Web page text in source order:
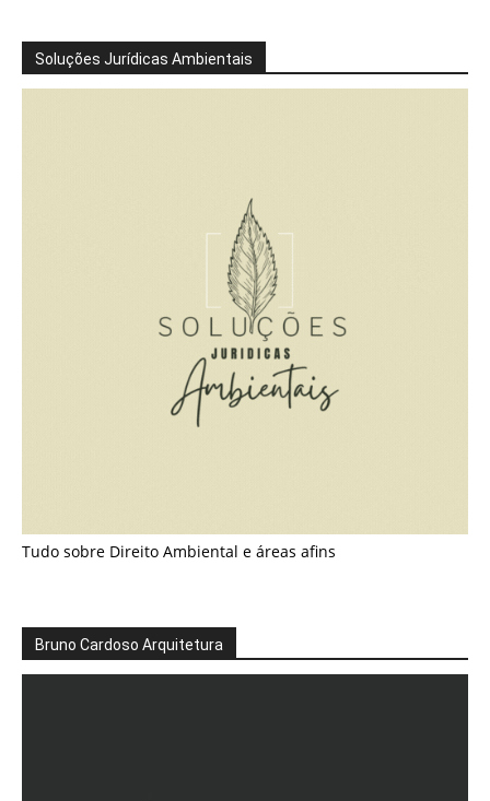
Soluções Jurídicas Ambientais
Tudo sobre Direito Ambiental e áreas afins
Bruno Cardoso Arquitetura